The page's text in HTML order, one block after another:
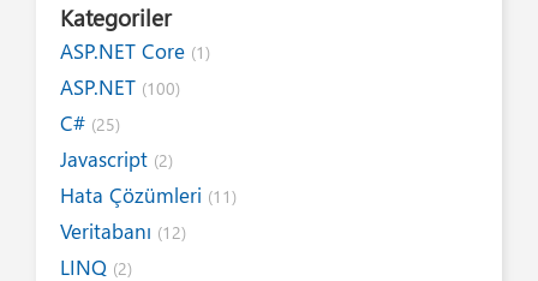
Kategoriler
ASP.NET Core (1)
ASP.NET (100)
C# (25)
Javascript (2)
Hata Çözümleri (11)
Veritabanı (12)
LINQ (2)